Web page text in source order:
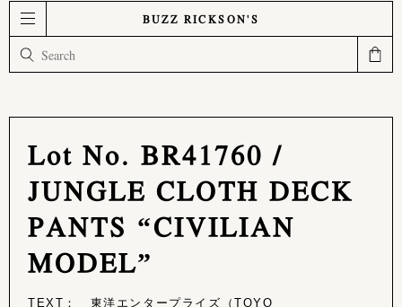
BUZZ RICKSON'S
Lot No. BR41760 /
JUNGLE CLOTH DECK
PANTS “CIVILIAN
MODEL”
TEXT： 東洋エンタープライズ（TOYO